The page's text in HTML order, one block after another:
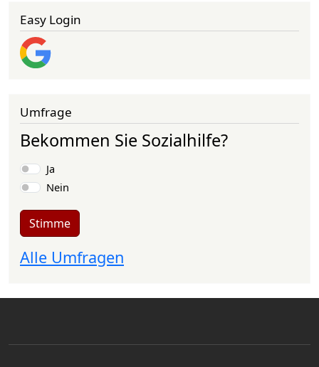
Easy Login
Umfrage
Bekommen Sie Sozialhilfe?
Auswahlmöglichkeiten
Ja
Nein
Stimme
Alle Umfragen